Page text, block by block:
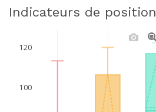
Indicateurs de position
100
120